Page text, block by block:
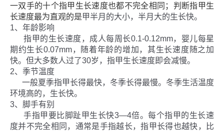
健康常识
项目合作
一双手的十个指甲生长速度也都不完全相同；判断指甲生
长速度最为直观的是甲半月的大小，半月大的生长快。
1、年龄影响
指甲的生长速度，成人每周长0.1-0.12mm，婴儿每星
期约生长0.07mm，随着年龄的增加，其生长速度随之加
快。但大多数人过了30岁，指甲生长速度即会减慢。
2、季节温度
一般夏季指甲长得最快，冬季长得最慢。冬季生活温度
环境高的，生长快。
3、脚手有别
手指甲要比脚趾甲生长快3—4倍。每个指甲的生长速
度并不完全相同，通常是手指越长，指甲长得也越快，比